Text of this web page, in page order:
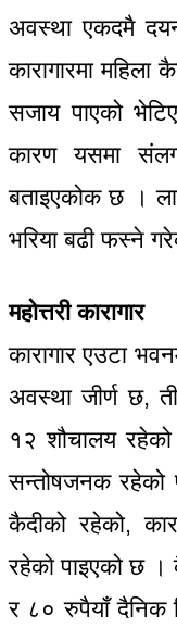
अवस्था एकदमै
कारागारमा महिला
सजाय पाएको
कारण यसमा
बताइएकोक छ ।
भरिया बढी फस्ने
महोत्तरी कारागार
कारागार एउटा
अवस्था जीर्ण छ,
१२ शौचालय
सन्तोषजनक रहेको
कैदीको रहेको,
रहेको पाइएको छ ।
र ८० रुपैयाँ दैनिक